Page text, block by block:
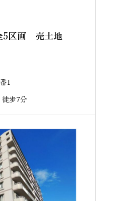
5区画 売土地
1
徒歩7分